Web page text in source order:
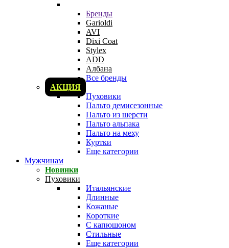
Бренды
Garioldi
AVI
Dixi Coat
Stylex
ADD
Албана
Все бренды
АКЦИЯ
Пуховики
Пальто демисезонные
Пальто из шерсти
Пальто альпака
Пальто на меху
Куртки
Еще категории
Мужчинам
Новинки
Пуховики
Итальянские
Длинные
Кожаные
Короткие
С капюшоном
Стильные
Еще категории